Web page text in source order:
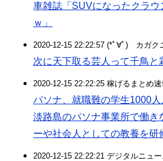
車雑誌「SUVになったクラウ
ｗ」
2020-12-15 22:22:57 (*ﾟ∀ﾟ)ゞカガク
次に天下取る芸人って千鳥と
2020-12-15 22:22:25 稼げるまとめ速
パソナ、就職難の学生1000人
淡路島のパソナ事業所で働き
ーや社会人としての教養を研
2020-12-15 22:22:21 デジタルニュ